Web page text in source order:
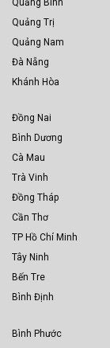
Quảng Trị
Quảng Nam
Đà Nẵng
Khánh Hòa
Đồng Nai
Bình Dương
Cà Mau
Trà Vinh
Đồng Tháp
Cần Thơ
TP Hồ Chí Minh
Tây Ninh
Bến Tre
Bình Định
Bình Phước